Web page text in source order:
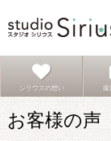
シリウスの想い 撮
お客様の声